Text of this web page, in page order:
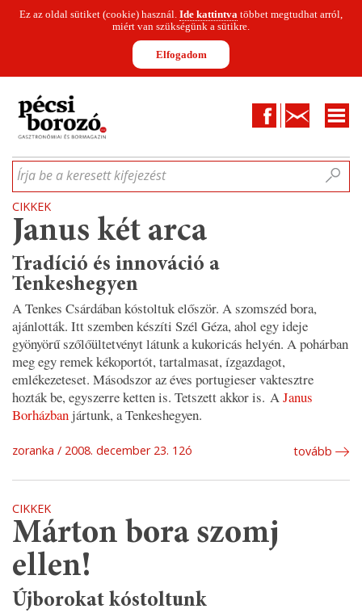
Ez az oldal sütiket (cookie) használ. Ide kattintva többet megtudhat arról,
miért van szükségünk a sütikre.
Elfogadom
FacebookKapcsolat
CIKKEKHÍREKINFOGRAFIKÁKMUNKATÁRSAKWINESOFA
Írja be a keresett kifejezést
CIKKEK
Janus két arca
Tradíció és innováció a
Tenkeshegyen
A Tenkes Csárdában kóstoltuk először. A szomszéd bora,
ajánlották. Itt szemben készíti Szél Géza, ahol egy ideje
gyönyörű szőlőültetvényt látunk a kukoricás helyén. A pohárban
meg egy remek kékoportót, tartalmasat, ízgazdagot,
emlékezeteset. Másodszor az éves portugieser vaktesztre
hozták be, egyszerre ketten is. Tetszett akkor is. AJanus
Borházban jártunk, a Tenkeshegyen.
zoranka 2008. december 23. 12ó tovább
CIKKEK
Márton bora szomj
ellen!
Újborokat kóstoltunk